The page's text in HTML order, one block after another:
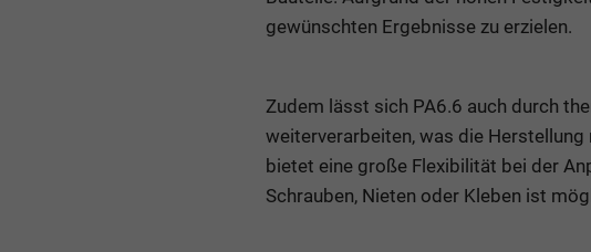
gewünschten Ergebnisse zu erzielen.
Zudem lässt sich PA6.6 auch durch
weiterverarbeiten, was die
bietet eine große Flexibilität bei der
Schrauben, Nieten oder Kleben ist